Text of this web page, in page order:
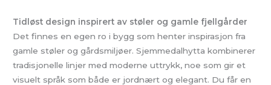
Tidløst design inspirert av støler og gamle fjellgårder
Det finnes en egen ro i bygg som henter inspirasjon fra
gamle støler og gårdsmiljøer. Sjemmedalhytta kombinerer
tradisjonelle linjer med moderne uttrykk, noe som gir et
visuelt språk som både er jordnært og elegant. Du får en